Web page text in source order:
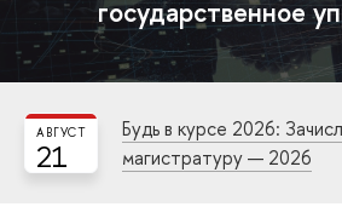
государственное
21
АВГУСТ
Будь в курсе 2026:
магистратуру — 2026